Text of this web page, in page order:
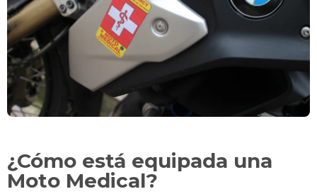
¿Cómo está equipada una
Moto Medical?